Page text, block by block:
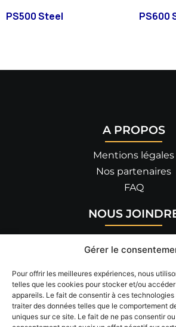
Gérer le
Pour offrir les meilleures expériences, nous
telles que les cookies pour stocker et/ou
appareils. Le fait de consentir à ces
traiter des données telles que le comportement
uniques sur ce site. Le fait de ne pas consentir
PS500 Steel PS600
A PROPOS
Mentions légales
Nos partenaires
FAQ
NOUS
455 allée de Savoie
26300 BOURG-DE-
04 75 90 14
RÉSEAUX